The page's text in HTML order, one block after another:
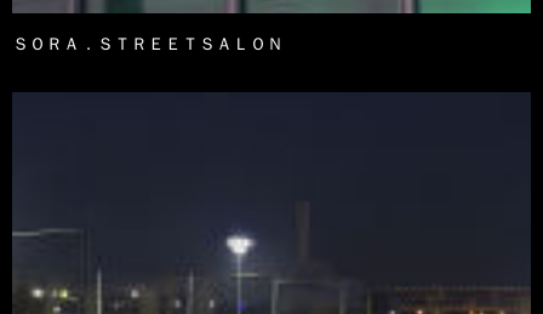
ＳＯＲＡ．ＳＴＲＥＥＴＳＡＬＯＮ